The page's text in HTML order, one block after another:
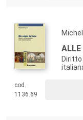
ALLE
cod.
1136.69